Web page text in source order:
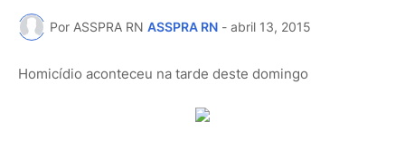
Por ASSPRA RN ASSPRA RN - abril 13, 2015
Homicídio aconteceu na tarde deste domingo